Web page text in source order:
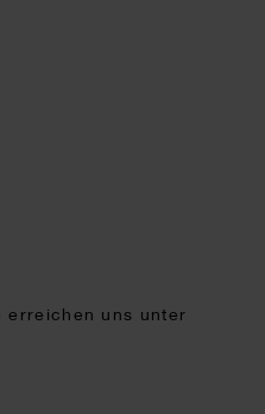
erreichen uns unter